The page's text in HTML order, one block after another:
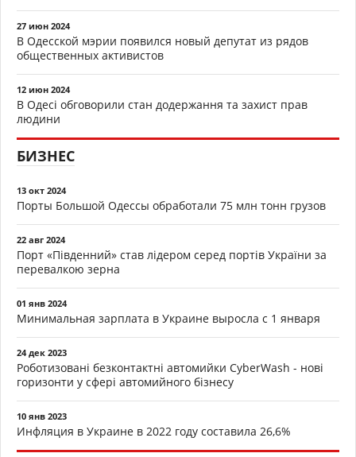
27 июн 2024
В Одесской мэрии появился новый депутат из рядов
общественных активистов
12 июн 2024
В Одесі обговорили стан додержання та захист прав
людини
БИЗНЕС
13 окт 2024
Порты Большой Одессы обработали 75 млн тонн грузов
22 авг 2024
Порт «Південний» став лідером серед портів України за
перевалкою зерна
01 янв 2024
Минимальная зарплата в Украине выросла с 1 января
24 дек 2023
Роботизовані безконтактні автомийки CyberWash - нові
горизонти у сфері автомийного бізнесу
10 янв 2023
Инфляция в Украине в 2022 году составила 26,6%